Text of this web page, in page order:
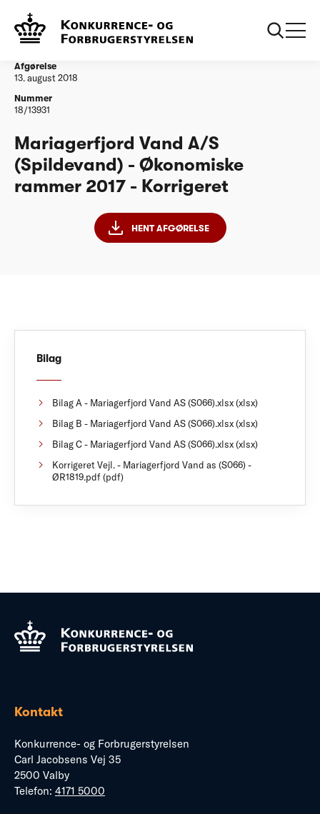
Vandtilsyn
Korrigeret
Afgørelse
13. august 2018
Nummer
18/13931
Mariagerfjord Vand A/S
(Spildevand) - Økonomiske
rammer 2017 - Korrigeret
HENT AFGØRELSE
Bilag
Bilag A - Mariagerfjord Vand AS (S066).xlsx (xlsx)
Bilag B - Mariagerfjord Vand AS (S066).xlsx (xlsx)
Bilag C - Mariagerfjord Vand AS (S066).xlsx (xlsx)
Korrigeret Vejl. - Mariagerfjord Vand as (S066) -
ØR1819.pdf (pdf)
Kontakt
Konkurrence- og Forbrugerstyrelsen
Carl Jacobsens Vej 35
2500 Valby
Telefon: 4171 5000